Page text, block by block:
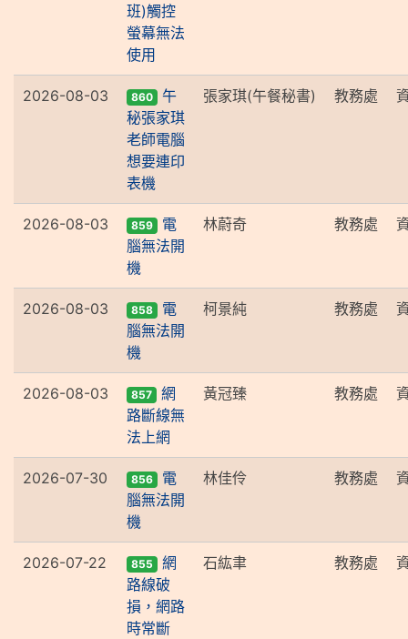
班)觸控
螢幕無法
使用
2026-08-03 860
午
秘張家琪
老師電腦
想要連印
表機
張家琪(午餐秘書) 教務處
2026-08-03 859
電
腦無法開
機
林蔚奇 教務處
2026-08-03 858
電
腦無法開
機
柯景純 教務處
2026-08-03 857
網
路斷線無
法上網
黃冠臻 教務處
2026-07-30 856
電
腦無法開
機
林佳伶 教務處
2026-07-22 855
網
路線破
損，網路
時常斷
石紘聿 教務處